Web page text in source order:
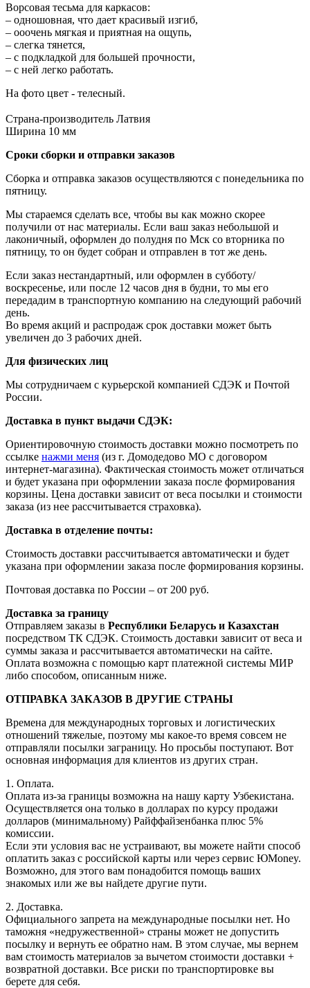
Ворсовая тесьма для каркасов:
– одношовная, что дает красивый изгиб,
– ооочень мягкая и приятная на ощупь,
– слегка тянется,
– с подкладкой для большей прочности,
– с ней легко работать.
На фото цвет - телесный.
Страна-производитель Латвия
Ширина 10 мм
Сроки сборки и отправки заказов
Сборка и отправка заказов осуществляются с понедельника по
пятницу.
Мы стараемся сделать все, чтобы вы как можно скорее
получили от нас материалы. Если ваш заказ небольшой и
лаконичный, оформлен до полудня по Мск со вторника по
пятницу, то он будет собран и отправлен в тот же день.
Если заказ нестандартный, или оформлен в субботу/
воскресенье, или после 12 часов дня в будни, то мы его
передадим в транспортную компанию на следующий рабочий
день.
Во время акций и распродаж срок доставки может быть
увеличен до 3 рабочих дней.
Для физических лиц
Мы сотрудничаем с курьерской компанией СДЭК и Почтой
России.
Доставка в пункт выдачи СДЭК:
Ориентировочную стоимость доставки можно посмотреть по
ссылке нажми меня (из г. Домодедово МО с договором
интернет-магазина). Фактическая стоимость может отличаться
и будет указана при оформлении заказа после формирования
корзины. Цена доставки зависит от веса посылки и стоимости
заказа (из нее рассчитывается страховка).
Доставка в отделение почты:
Стоимость доставки рассчитывается автоматически и будет
указана при оформлении заказа после формирования корзины.
Почтовая доставка по России – от 200 руб.
Доставка за границу
Отправляем заказы в Республики Беларусь и Казахстан
посредством ТК СДЭК. Стоимость доставки зависит от веса и
суммы заказа и рассчитывается автоматически на сайте.
Оплата возможна с помощью карт платежной системы МИР
либо способом, описанным ниже.
ОТПРАВКА ЗАКАЗОВ В ДРУГИЕ СТРАНЫ
Времена для международных торговых и логистических
отношений тяжелые, поэтому мы какое-то время совсем не
отправляли посылки заграницу. Но просьбы поступают. Вот
основная информация для клиентов из других стран.
1. Оплата.
Оплата из-за границы возможна на нашу карту Узбекистана.
Осуществляется она только в долларах по курсу продажи
долларов (минимальному) Райффайзенбанка плюс 5%
комиссии.
Если эти условия вас не устраивают, вы можете найти способ
оплатить заказ с российской карты или через сервис ЮMoney.
Возможно, для этого вам понадобится помощь ваших
знакомых или же вы найдете другие пути.
2. Доставка.
Официального запрета на международные посылки нет. Но
таможня «недружественной» страны может не допустить
посылку и вернуть ее обратно нам. В этом случае, мы вернем
вам стоимость материалов за вычетом стоимости доставки +
возвратной доставки. Все риски по транспортировке вы
берете для себя.